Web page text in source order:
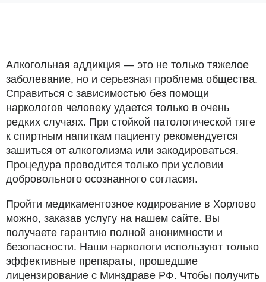
Алкогольная аддикция — это не только тяжелое
заболевание, но и серьезная проблема общества.
Справиться с зависимостью без помощи
наркологов человеку удается только в очень
редких случаях. При стойкой патологической тяге
к спиртным напиткам пациенту рекомендуется
зашиться от алкоголизма или закодироваться.
Процедура проводится только при условии
добровольного осознанного согласия.
Пройти медикаментозное кодирование в Хорлово
можно, заказав услугу на нашем сайте. Вы
получаете гарантию полной анонимности и
безопасности. Наши наркологи используют только
эффективные препараты, прошедшие
лицензирование с Минздраве РФ. Чтобы получить